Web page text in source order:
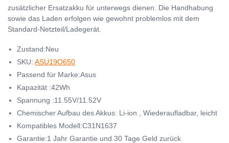
zusätzlicher Ersatzakku für unterwegs dienen. Die Handhabung
sowie das Laden erfolgen wie gewohnt problemlos mit dem
Standard-Netzteil/Ladegerät.
Zustand:Neu
SKU: ASU19O650
Passend für Marke:Asus
Kapazität :42Wh
Spannung :11.55V/11.52V
Chemischer Aufbau des Akkus: Li-ion , Wiederaufladbar, leicht
Kompatibles Modell:C31N1637
Garantie:1 Jahr Garantie und 30 Tage Geld zurück